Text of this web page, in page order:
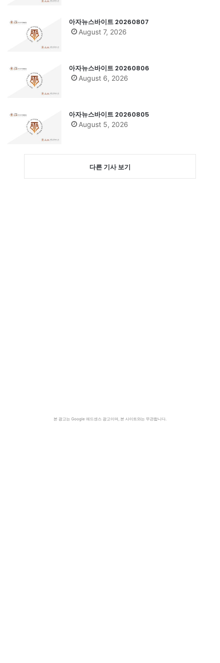
아자뉴스바이트 20260807
August 7, 2026
아자뉴스바이트 20260806
August 6, 2026
아자뉴스바이트 20260805
August 5, 2026
다른 기사 보기
본 광고는 Google 애드센스 광고이며, 본 사이트와는 무관합니다.